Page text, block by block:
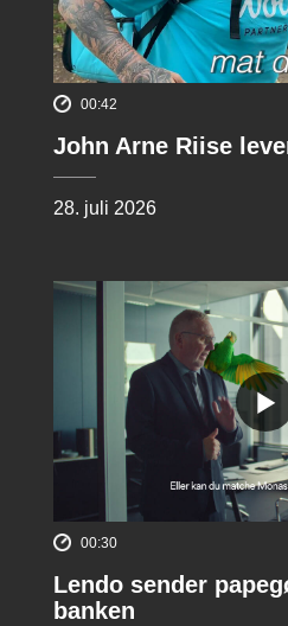
00:42
John Arne Riise
28. juli 2026
00:30
Lendo sender
banken